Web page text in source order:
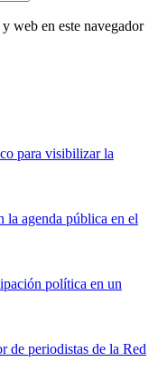
web en este navegador
para visibilizar la
la agenda pública en el
política en un
de periodistas de la Red